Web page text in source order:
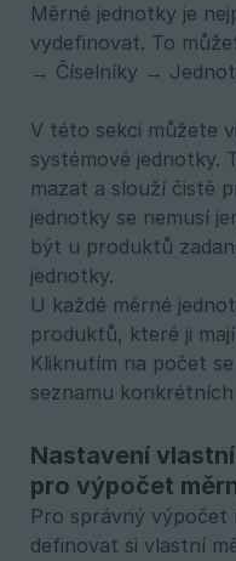
Měrné jednotky je
vydefinovat. To
→ Číselníky →
V této sekci můžete
systémové jednotky.
mazat a slouží čistě
jednotky se nemusí
být u produktů
jednotky.
U každé měrné
produktů, které ji
Kliknutím na počet
seznamu
Nastavení
pro výpočet
Pro správný výpočet
definovat si vlastní